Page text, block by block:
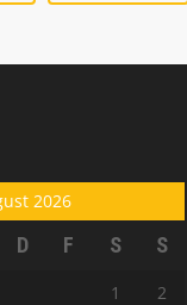
2026
D F S S
1
2